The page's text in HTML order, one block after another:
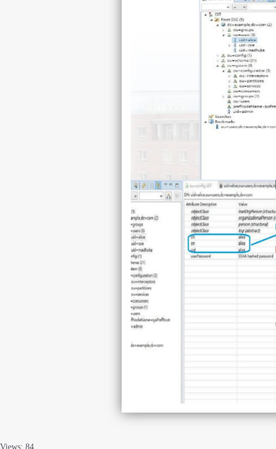
Views: 84